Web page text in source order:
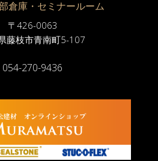
倉庫・セミナールーム
〒426-0063
藤枝市青南町5-107
054-270-9436